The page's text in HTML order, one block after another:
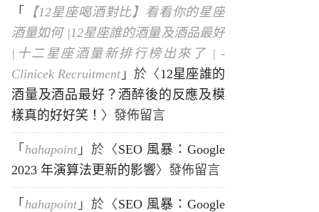
「
【12星座喝酒對比】看看你的星座
酒量如何 |12星座誰的酒量及酒品最好
|十二星座酒量新排行榜出來了 | -
Clinicek Recruitment 」於〈 12星座誰的
酒量及酒品最好？酒醉後的反應及模
樣真的好好笑！ 〉發佈留言
「 hahapoint 」於〈 SEO 風暴：Google
2023 年演算法更新的影響〉發佈留言
「 hahapoint 」於〈 SEO 風暴：Google